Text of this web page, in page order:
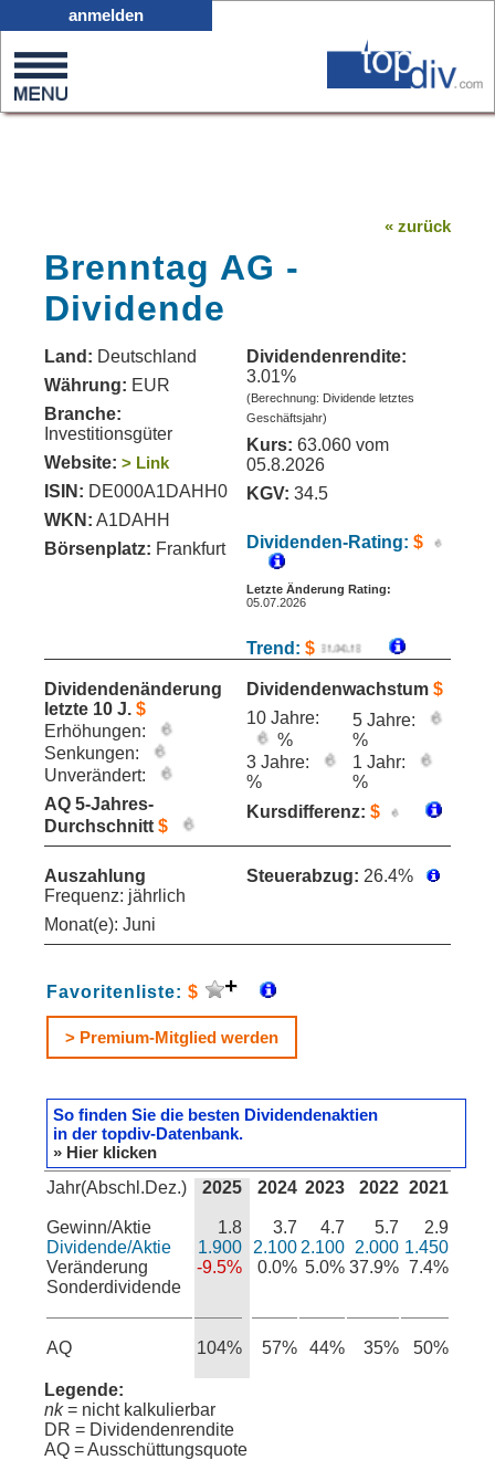
0
on
anmelden
« zurück
Brenntag AG -
Dividende
Land: Deutschland
Währung: EUR
Branche:
Investitionsgüter
Website: > Link
ISIN: DE000A1DAHH0
WKN: A1DAHH
Börsenplatz: Frankfurt
Dividendenrendite:
3.01%
(Berechnung: Dividende letztes
Geschäftsjahr)
Kurs: 63.060 vom
05.8.2026
KGV: 34.5
Dividenden-Rating: $
Letzte Änderung Rating:
05.07.2026
Trend: $
Dividendenänderung
letzte 10 J. $
Erhöhungen:
Senkungen:
Unverändert:
AQ 5-Jahres-
Durchschnitt $
Dividendenwachstum $
10 Jahre:
%
5 Jahre:
%
3 Jahre:
%
1 Jahr:
%
Kursdifferenz: $
Auszahlung
Frequenz: jährlich
Monat(e): Juni
Steuerabzug: 26.4%
Favoritenliste: $
> Premium-Mitglied werden
So finden Sie die besten Dividendenaktien
in der topdiv-Datenbank.
» Hier klicken
Jahr(Abschl.Dez.)
Gewinn/Aktie
Dividende/Aktie
Veränderung
Sonderdividende
AQ
2025
1.8
1.900
-9.5%
104%
2024
3.7
2.100
0.0%
57%
2023
4.7
2.100
5.0%
44%
2022
5.7
2.000
37.9%
35%
2021
2.9
1.450
7.4%
50%
Legende:
nk= nicht kalkulierbar
DR = Dividendenrendite
AQ = Ausschüttungsquote